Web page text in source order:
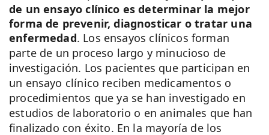
de un ensayo clínico es determinar la mejor
forma de prevenir, diagnosticar o tratar una
enfermedad. Los ensayos clínicos forman
parte de un proceso largo y minucioso de
investigación. Los pacientes que participan en
un ensayo clínico reciben medicamentos o
procedimientos que ya se han investigado en
estudios de laboratorio o en animales que han
finalizado con éxito. En la mayoría de los